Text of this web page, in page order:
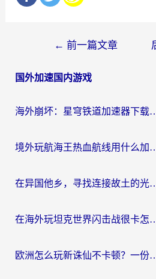
导
← 前一篇文章
国外加速国内游戏
海外崩坏：星穹铁道加速器下载安装
境外玩航海王热血航线用什么加速器？2026海外玩家
在异国他乡，寻找连接故土
在海外玩坦克世界闪击战很卡怎么办
欧洲怎么玩新诛仙不卡顿？一份给海